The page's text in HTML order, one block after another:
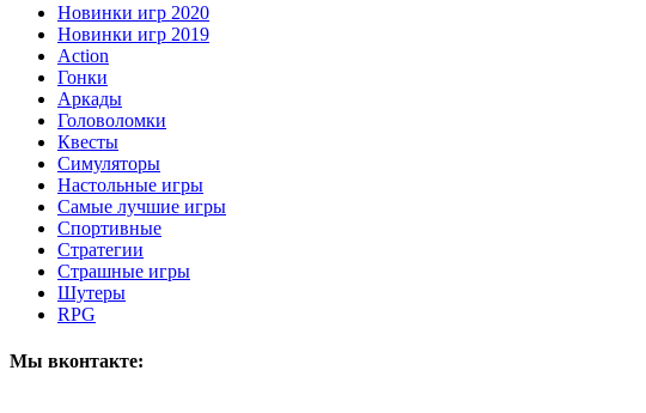
Новинки игр 2020
Новинки игр 2019
Action
Гонки
Аркады
Головоломки
Квесты
Симуляторы
Настольные игры
Самые лучшие игры
Спортивные
Стратегии
Страшные игры
Шутеры
RPG
Мы вконтакте: